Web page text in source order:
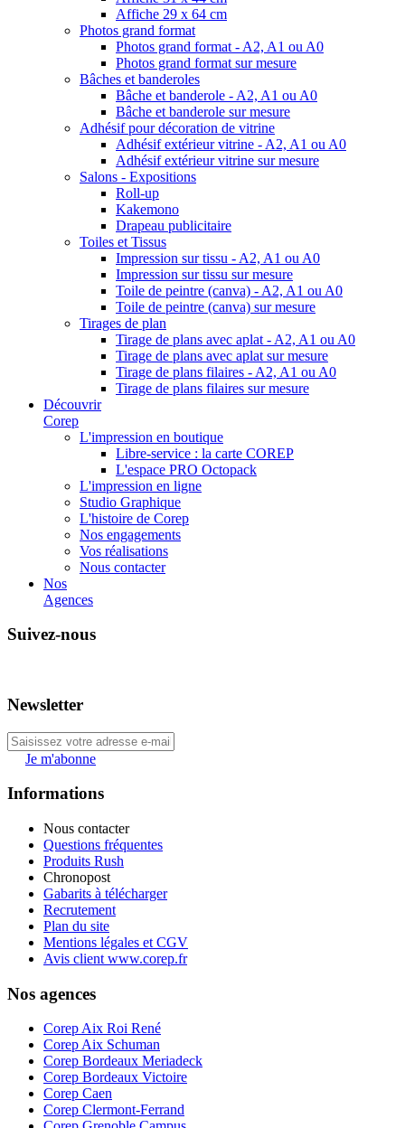
Affiche 29 x 64 cm
Photos grand format
Photos grand format - A2, A1 ou A0
Photos grand format sur mesure
Bâches et banderoles
Bâche et banderole - A2, A1 ou A0
Bâche et banderole sur mesure
Adhésif pour décoration de vitrine
Adhésif extérieur vitrine - A2, A1 ou A0
Adhésif extérieur vitrine sur mesure
Salons - Expositions
Roll-up
Kakemono
Drapeau publicitaire
Toiles et Tissus
Impression sur tissu - A2, A1 ou A0
Impression sur tissu sur mesure
Toile de peintre (canva) - A2, A1 ou A0
Toile de peintre (canva) sur mesure
Tirages de plan
Tirage de plans avec aplat - A2, A1 ou A0
Tirage de plans avec aplat sur mesure
Tirage de plans filaires - A2, A1 ou A0
Tirage de plans filaires sur mesure
Découvrir
Corep
L'impression en boutique
Libre-service : la carte COREP
L'espace PRO Octopack
L'impression en ligne
Studio Graphique
L'histoire de Corep
Nos engagements
Vos réalisations
Nous contacter
Nos
Agences
Suivez-nous
Newsletter
Je m'abonne
Informations
Nous contacter
Questions fréquentes
Produits Rush
Chronopost
Gabarits à télécharger
Recrutement
Plan du site
Mentions légales et CGV
Avis client www.corep.fr
Nos agences
Corep Aix Roi René
Corep Aix Schuman
Corep Bordeaux Meriadeck
Corep Bordeaux Victoire
Corep Caen
Corep Clermont-Ferrand